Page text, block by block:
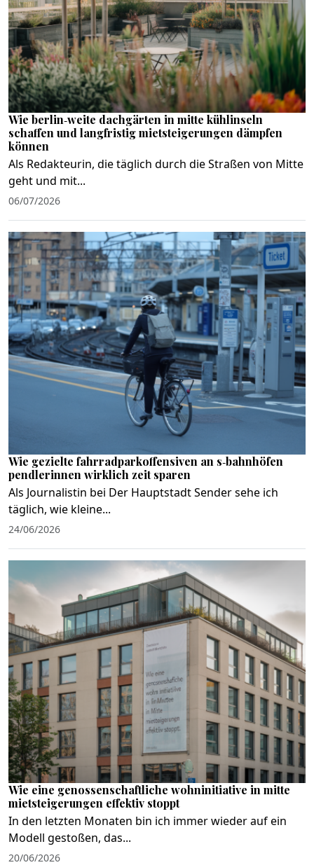
Wie berlin‑weite dachgärten in mitte kühlinseln
schaffen und langfristig mietsteigerungen dämpfen
können
Als Redakteurin, die täglich durch die Straßen von Mitte
geht und mit...
06/07/2026
Wie gezielte fahrradparkoffensiven an s‑bahnhöfen
pendlerinnen wirklich zeit sparen
Als Journalistin bei Der Hauptstadt Sender sehe ich
täglich, wie kleine...
24/06/2026
Wie eine genossenschaftliche wohninitiative in mitte
mietsteigerungen effektiv stoppt
In den letzten Monaten bin ich immer wieder auf ein
Modell gestoßen, das...
20/06/2026